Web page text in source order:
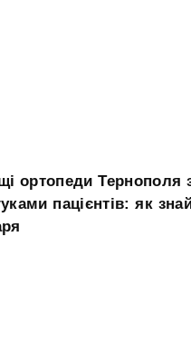
ортопеди Тернополя
пацієнтів: як